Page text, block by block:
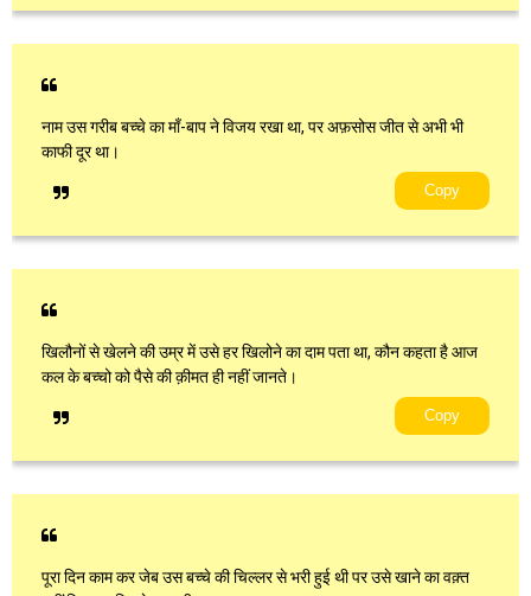
नाम उस गरीब बच्चे का माँ-बाप ने विजय रखा था, पर अफ़सोस जीत से अभी भी
काफी दूर था।
Copy
खिलौनों से खेलने की उम्र में उसे हर खिलोने का दाम पता था, कौन कहता है आज
कल के बच्चो को पैसे की क़ीमत ही नहीं जानते।
Copy
पूरा दिन काम कर जेब उस बच्चे की चिल्लर से भरी हुई थी पर उसे खाने का वक़्त